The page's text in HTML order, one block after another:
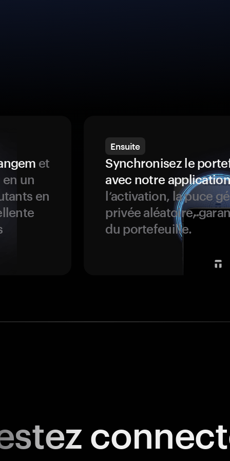
et
un
en
Ensuite
Synchronisez le
avec notre
l’activation, la puce
privée aléatoire,
du portefeuille.